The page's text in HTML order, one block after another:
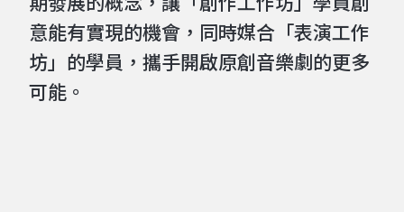
期發展的概念，讓「創作⼯作坊」學員創
意能有實現的機會，同時媒合「表演⼯作
坊」的學員，攜⼿開啟原創音樂劇的更多
可能。